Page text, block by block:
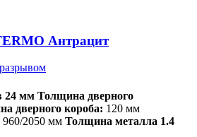
Антрацит
₽.
24 мм Толщина дверного
дверного короба: 120 мм
2050 мм Толщина металла 1.4